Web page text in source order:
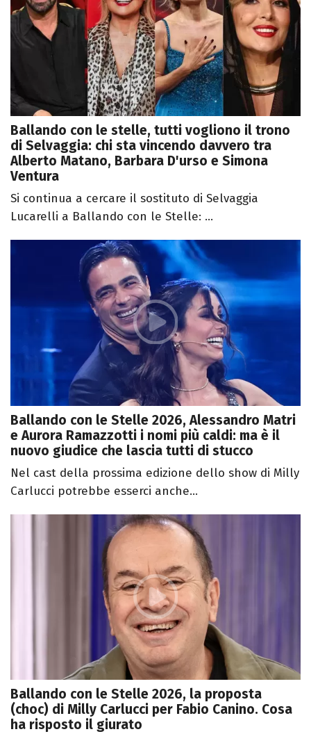
Ballando con le stelle, tutti vogliono il trono
di Selvaggia: chi sta vincendo davvero tra
Alberto Matano, Barbara D'urso e Simona
Ventura
Si continua a cercare il sostituto di Selvaggia
Lucarelli a Ballando con le Stelle: ...
Ballando con le Stelle 2026, Alessandro Matri
e Aurora Ramazzotti i nomi più caldi: ma è il
nuovo giudice che lascia tutti di stucco
Nel cast della prossima edizione dello show di Milly
Carlucci potrebbe esserci anche...
Ballando con le Stelle 2026, la proposta
(choc) di Milly Carlucci per Fabio Canino. Cosa
ha risposto il giurato